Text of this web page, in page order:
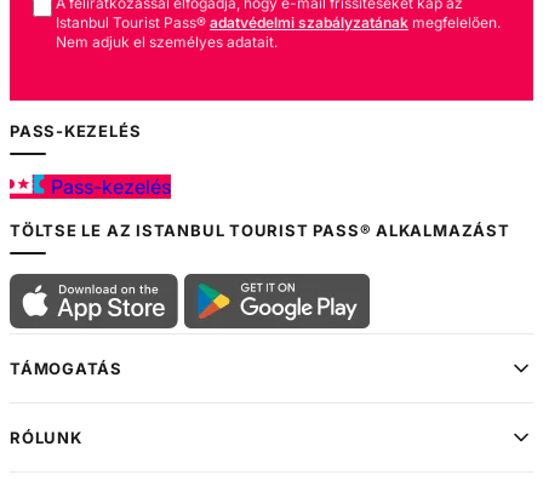
WhatsApp utazói
támogatás
Istanbul Tourist Pass® adatvédelmi szabályzatának megfelelően.
Nem adjuk el személyes adatait.
PASS-KEZELÉS
Pass-kezelés
TÖLTSE LE AZ ISTANBUL TOURIST PASS® ALKALMAZÁST
TÁMOGATÁS
RÓLUNK